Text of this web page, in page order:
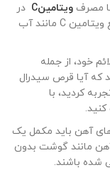
مصرف ویتامینC در
ویتامین C مانند آب
خود، از جمله
که آیا قرص سیدرال
کردید، با
.
آهن باید مکمل یک
مانند گوشت بدون
شده باشند.